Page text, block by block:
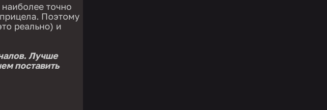
точно
Поэтому
реально) и
Лучше
поставить